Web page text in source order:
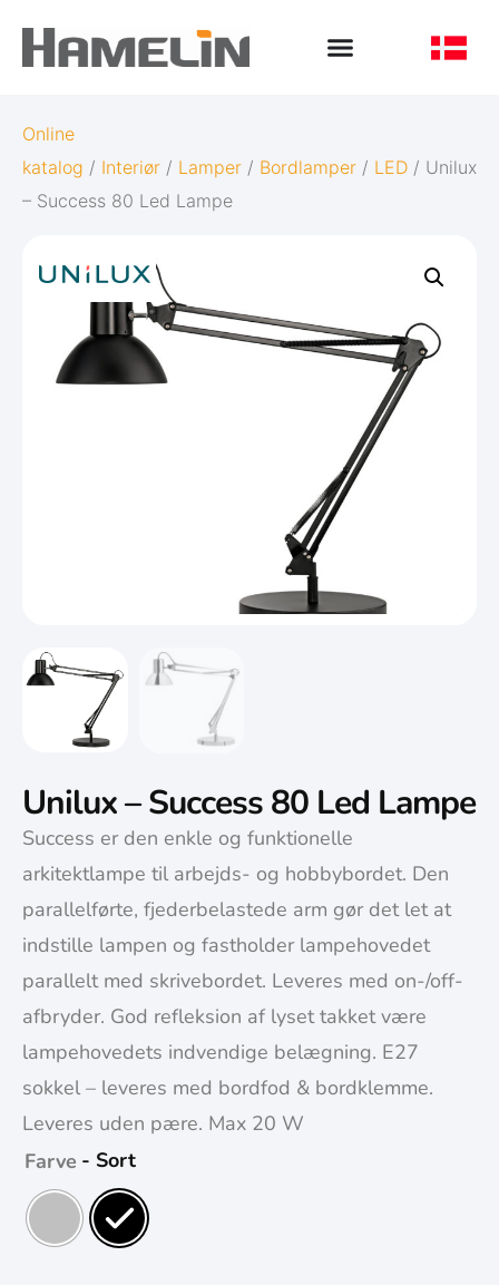
Online
katalog / Interiør / Lamper / Bordlamper / LED / Unilux
– Success 80 Led Lampe
Unilux – Success 80 Led Lampe
Success er den enkle og funktionelle
arkitektlampe til arbejds- og hobbybordet. Den
parallelførte, fjederbelastede arm gør det let at
indstille lampen og fastholder lampehovedet
parallelt med skrivebordet. Leveres med on-/off-
afbryder. God refleksion af lyset takket være
lampehovedets indvendige belægning. E27
sokkel – leveres med bordfod & bordklemme.
Leveres uden pære. Max 20 W
Farve - Sort